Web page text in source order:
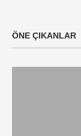
ÖNE ÇIKANLAR